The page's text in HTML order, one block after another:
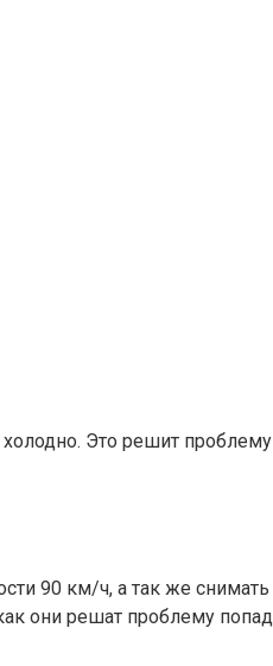
холодно. Это решит
90 км/ч, а так же снимать
они решат проблему